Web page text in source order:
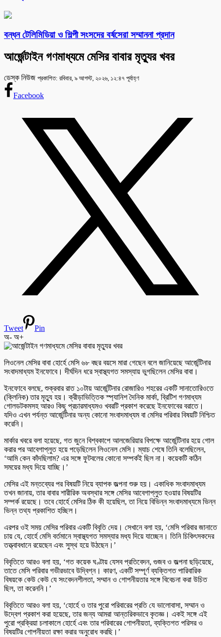
বন্ধন টেলিমিডিয়া ও শিল্পী সংসদের বর্ষসেরা সম্মাননা প্রদান
আর্জেন্টাইন গণমাধ্যমে মেসির বাবার মৃত্যুর খবর
ডেস্ক নিউজ প্রকাশিত: রবিবার, ৯ আগস্ট, ২০২৬, ১২:৪৭ পূর্বাহ্ণ
Facebook
Tweet
Pin
অ- অ+
লিওনেল মেসির বাবা হোর্হে মেসি ৬৮ বছর বয়সে মারা গেছেন বলে জানিয়েছে আর্জেন্টিনার
সংবাদমাধ্যম ইনফোবে। দীর্ঘদিন ধরে স্বাস্থ্যগত সমস্যায় ভুগছিলেন মেসির বাবা।
ইনফোবে বলছে, শুক্রবার রাত ১০টায় আর্জেন্টিনার রোজারিও শহরের একটি সানাতোরিওতে
(ক্লিনিক) তার মৃত্যু হয়। ক্রীড়াভিত্তিক স্প্যানিশ দৈনিক মার্কা, ব্রিটিশ গণমাধ্যম
গোলডটকমসহ আরও কিছু প্রচারমাধ্যমও খবরটি প্রকাশ করেছে ইনফোবের বরাতে।
যদিও এখন পর্যন্ত আর্জেন্টিনার অন্য কোনো সংবাদমাধ্যম বা মেসির পরিবার বিষয়টি নিশ্চিত
করেনি।
মার্কার খবরে বলা হয়েছে, গত জুনে বিশ্বকাপে আলজেরিয়ার বিপক্ষে আর্জেন্টিনার হয়ে গোল
করার পর আবেগাপ্লুত হয়ে পড়েছিলেন লিওনেল মেসি। ম্যাচ শেষে তিনি বলেছিলেন,
‘আমি কেন কাঁদছিলাম? এর সঙ্গে ফুটবলের কোনো সম্পর্কই ছিল না। কয়েকটি কঠিন
সময়ের মধ্য দিয়ে যাচ্ছি।’
মেসির এই মন্তব্যের পর বিষয়টি নিয়ে ব্যাপক জল্পনা শুরু হয়। একাধিক সংবাদমাধ্যম
তখন জানায়, তার বাবার শারীরিক অবস্থার সঙ্গে মেসির আবেগাপ্লুত হওয়ার বিষয়টির
সম্পর্ক রয়েছে। তবে হোর্হে মেসির ঠিক কী হয়েছিল, তা নিয়ে বিভিন্ন সংবাদমাধ্যমে ভিন্ন
ভিন্ন তথ্য প্রকাশিত হচ্ছিল।
এরপর ওই সময় মেসির পরিবার একটি বিবৃতি দেয়। সেখানে বলা হয়, ‘মেসি পরিবার জানাতে
চায় যে, হোর্হে মেসি বর্তমানে স্বাস্থ্যগত সমস্যার মধ্য দিয়ে যাচ্ছেন। তিনি চিকিৎসকদের
তত্ত্বাবধানে রয়েছেন এবং সুস্থ হয়ে উঠছেন।’
বিবৃতিতে আরও বলা হয়, ‘গত কয়েক ঘণ্টায় যেসব প্রতিবেদন, গুজব ও জল্পনা ছড়িয়েছে,
তাতে মেসি পরিবার গভীরভাবে উদ্বিগ্ন। কারণ, একটি সম্পূর্ণ ব্যক্তিগত পারিবারিক
বিষয়কে কেউ কেউ যে সংবেদনশীলতা, সম্মান ও গোপনীয়তার সঙ্গে বিবেচনা করা উচিত
ছিল, তা করেননি।’
বিবৃতিতে আরও বলা হয়, ‘হোর্হে ও তার পুরো পরিবারের প্রতি যে ভালোবাসা, সম্মান ও
উদ্বেগ প্রকাশ করা হয়েছে, তার জন্য আমরা আন্তরিকভাবে কৃতজ্ঞ। একই সঙ্গে এই
পুরো প্রক্রিয়া চলাকালে হোর্হে এবং তার পরিবারের গোপনীয়তা, ব্যক্তিগত পরিসর ও
বিষয়টির গোপনীয়তা রক্ষা করার অনুরোধ করছি।’